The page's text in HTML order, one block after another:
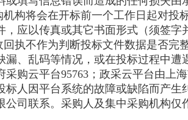
机构将会在开标前一个工作日起对投
，应以传真或其它书面形式（须签字
回执不作为判断投标文件数据是否完
漏、乱码等情况，或在投标过程中
采购云平台95763；政采云平台由上
标人因平台系统的故障或缺陷而产
公司联系。采购人及集中采购机构仅